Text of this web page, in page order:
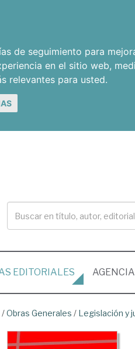
de seguimiento para
en el sitio web,
relevantes para usted.
EDITORIALES AGENCIA
/Obras Generales / Legislación y